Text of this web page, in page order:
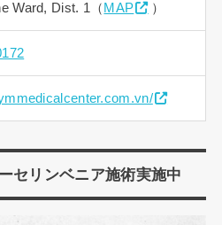
Ward, Dist. 1（ MAP ）
セリンベニア施術実施中